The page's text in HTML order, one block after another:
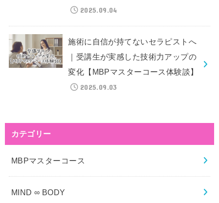
2025.09.04
施術に自信が持てないセラピストへ
｜受講生が実感した技術力アップの
変化【MBPマスターコース体験談】
2025.09.03
カテゴリー
MBPマスターコース
MIND ∞ BODY